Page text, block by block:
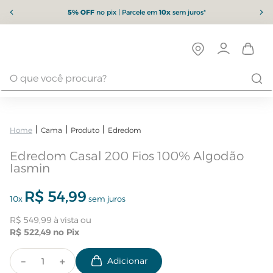
5% OFFno pix | Parcele em10xsem juros*
Cama Produto Edredom
Edredom Casal 200 Fios 100% Algodão
Iasmin
10x R$ 54,99 sem juros
R$ 549,99
R$ 522,49
＋
－